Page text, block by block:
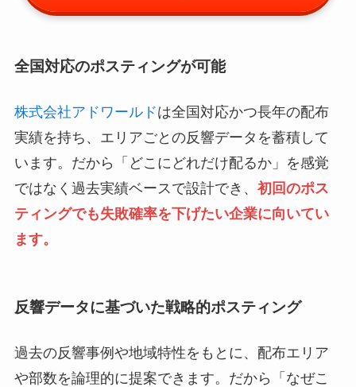
全国対応のポスティングが可能
株式会社アドワールドは全国対応かつ長年の配布
実績を持ち、エリアごとの反響データを蓄積して
います。だから「どこにどれだけ配るか」を感覚
ではなく過去実績ベースで設計でき、 初回のポス
ティングでも失敗確率を下げたい企業に向いてい
ます。
反響データに基づいた戦略的ポスティング
過去の反響事例や地域特性をもとに、配布エリア
や部数を論理的に提案できます。だから「なぜこ